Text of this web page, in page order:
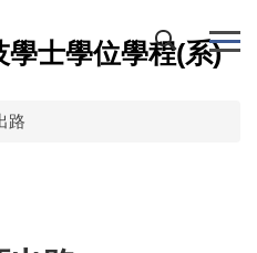
學士學位學程(系)
路